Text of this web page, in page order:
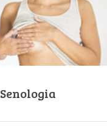
Senologia